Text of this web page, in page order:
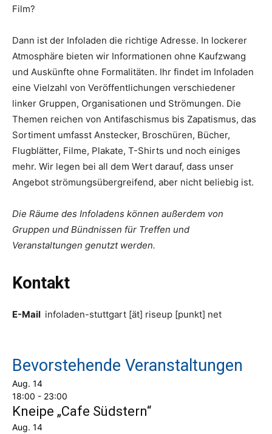
Film?
Dann ist der Infoladen die richtige Adresse. In lockerer
Atmosphäre bieten wir Informationen ohne Kaufzwang
und Auskünfte ohne Formalitäten. Ihr findet im Infoladen
eine Vielzahl von Veröffentlichungen verschiedener
linker Gruppen, Organisationen und Strömungen. Die
Themen reichen von Antifaschismus bis Zapatismus, das
Sortiment umfasst Anstecker, Broschüren, Bücher,
Flugblätter, Filme, Plakate, T-Shirts und noch einiges
mehr. Wir legen bei all dem Wert darauf, dass unser
Angebot strömungsübergreifend, aber nicht beliebig ist.
Die Räume des Infoladens können außerdem von
Gruppen und Bündnissen für Treffen und
Veranstaltungen genutzt werden.
Kontakt
E-Mail infoladen-stuttgart [ät] riseup [punkt] net
Bevorstehende Veranstaltungen
Aug. 14
18:00 - 23:00
Kneipe „Cafe Südstern“
Aug. 14